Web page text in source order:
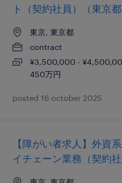
ト（契約社員）（東京都
東京, 東京都
contract
¥3,500,000 -
450万円
posted 16 october 2025
【障がい者求人】外資
イチェーン業務（契約社